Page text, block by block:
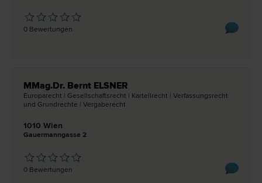
0 Bewertungen
MMag.Dr. Bernt ELSNER
Europa­recht | Gesellschafts­recht | Kartell­recht | Verfassungs­recht
und Grund­rechte | Vergabe­recht
1010 Wien
Gauermanngasse 2
0 Bewertungen